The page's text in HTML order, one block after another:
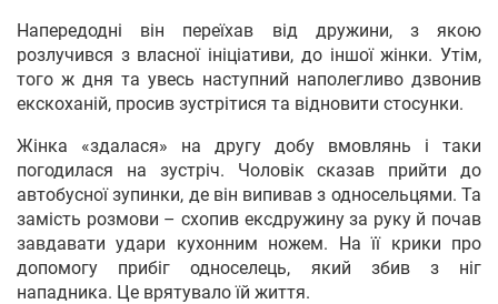
Напередодні він переїхав від дружини, з якою
розлучився з власної ініціативи, до іншої жінки. Утім,
того ж дня та увесь наступний наполегливо дзвонив
екскоханій, просив зустрітися та відновити стосунки.
Жінка «здалася» на другу добу вмовлянь і таки
погодилася на зустріч. Чоловік сказав прийти до
автобусної зупинки, де він випивав з односельцями. Та
замість розмови – схопив ексдружину за руку й почав
завдавати удари кухонним ножем. На її крики про
допомогу прибіг односелець, який збив з ніг
нападника. Це врятувало їй життя.